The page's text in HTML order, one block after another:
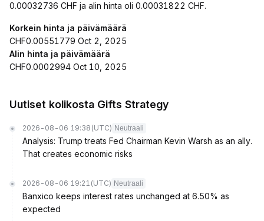
0.00032736 CHF ja alin hinta oli 0.00031822 CHF.
Korkein hinta ja päivämäärä
CHF0.00551779 Oct 2, 2025
Alin hinta ja päivämäärä
CHF0.0002994 Oct 10, 2025
Uutiset kolikosta Gifts Strategy
2026-08-06 19:38 (UTC) Neutraali
Analysis: Trump treats Fed Chairman Kevin Warsh as an ally.
That creates economic risks
2026-08-06 19:21 (UTC) Neutraali
Banxico keeps interest rates unchanged at 6.50% as
expected